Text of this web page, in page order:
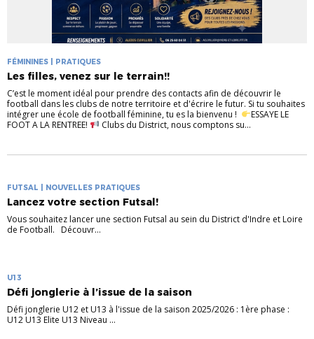
FÉMININES | PRATIQUES
Les filles, venez sur le terrain!!
C’est le moment idéal pour prendre des contacts afin de découvrir le
football dans les clubs de notre territoire et d'écrire le futur. Si tu souhaites
intégrer une école de football féminine, tu es la bienvenu !
ESSAYE LE
FOOT A LA RENTREE!
Clubs du District, nous comptons su...
FUTSAL | NOUVELLES PRATIQUES
Lancez votre section Futsal!
Vous souhaitez lancer une section Futsal au sein du District d'Indre et Loire
de Football. Découvr...
U13
Défi jonglerie à l’issue de la saison
Défi jonglerie U12 et U13 à l'issue de la saison 2025/2026 : 1ère phase :
U12 U13 Elite U13 Niveau ...